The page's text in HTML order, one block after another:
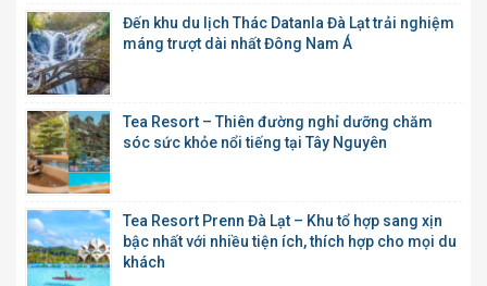
Đến khu du lịch Thác Datanla Đà Lạt trải nghiệm
máng trượt dài nhất Đông Nam Á
Tea Resort – Thiên đường nghỉ dưỡng chăm
sóc sức khỏe nổi tiếng tại Tây Nguyên
Tea Resort Prenn Đà Lạt – Khu tổ hợp sang xịn
bậc nhất với nhiều tiện ích, thích hợp cho mọi du
khách